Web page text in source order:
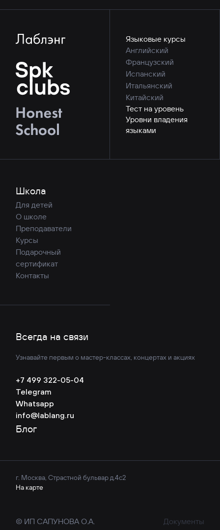
Языковые курсы
Английский
Французский
Испанский
Итальянский
Китайский
Тест на уровень
Уровни владения
языками
Школа
Для детей
О школе
Преподаватели
Курсы
Подарочный
сертификат
Контакты
Всегда на связи
Узнавайте первым о мастер-классах, концертах и акциях
+7 499 322-05-04
Telegram
Whatsapp
info@lablang.ru
Блог
г. Москва, Страстной бульвар д.4с2
На карте
© ИП САПУНОВА О.А. Документы